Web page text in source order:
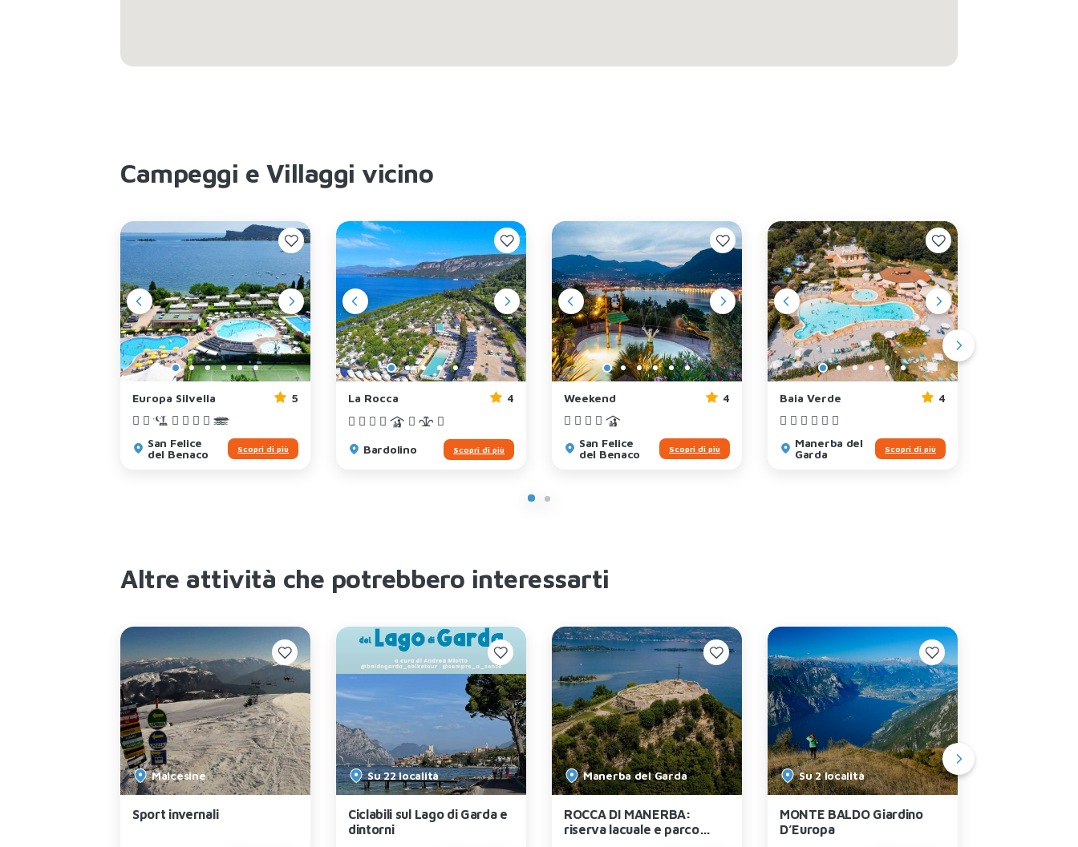
Campeggi e Villaggi vicino
Europa Silvella 5
San Felice
del Benaco
Scopri di più
La Rocca 4
Bardolino Scopri di più
Weekend 4
San Felice
del Benaco
Scopri di più
Baia Verde 4
Manerba del
Garda
Scopri di più
Altre attività che potrebbero interessarti
Malcesine
Sport invernali
Su 22 località
Ciclabili sul Lago di Garda e
dintorni
Manerba del Garda
ROCCA DI MANERBA:
riserva lacuale e parco
Su 2 località
MONTE BALDO Giardino
D’Europa